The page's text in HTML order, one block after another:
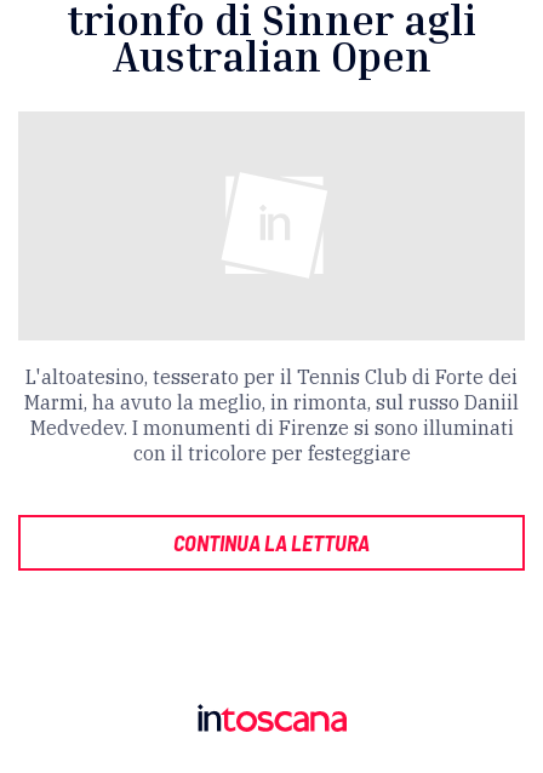
trionfo di Sinner agli
Australian Open
L'altoatesino, tesserato per il Tennis Club di Forte dei
Marmi, ha avuto la meglio, in rimonta, sul russo Daniil
Medvedev. I monumenti di Firenze si sono illuminati
con il tricolore per festeggiare
CONTINUA LA LETTURA